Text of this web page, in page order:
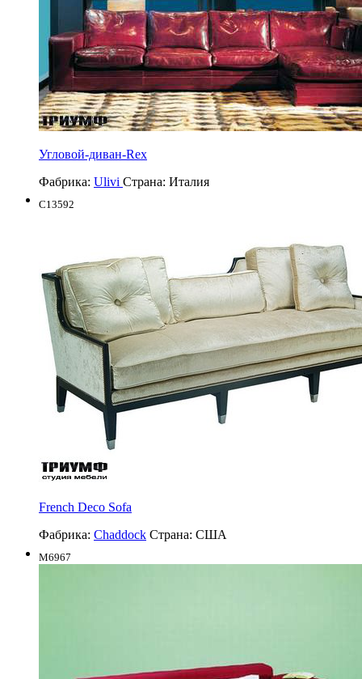
Угловой-диван-Rex
Фабрика: Ulivi Страна: Италия
C13592
French Deco Sofa
Фабрика: Chaddock Страна: США
M6967